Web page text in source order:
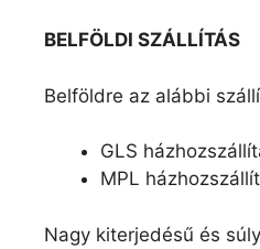
BELFÖLDI SZÁLLÍTÁS
Belföldre az alábbi
GLS
MPL
Nagy kiterjedésű és